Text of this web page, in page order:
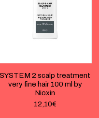
SYSTEM 2 scalp treatment
very fine hair 100 ml by
Nioxin
12,10€